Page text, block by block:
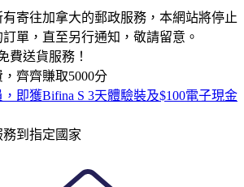
寄往加拿大的郵政服務，本網站將停止
單，直至另行通知，敬請留意。
費送貨服務！
齊齊賺取5000分
即獲Bifina S 3天體驗裝及$100電子現金
到指定國家